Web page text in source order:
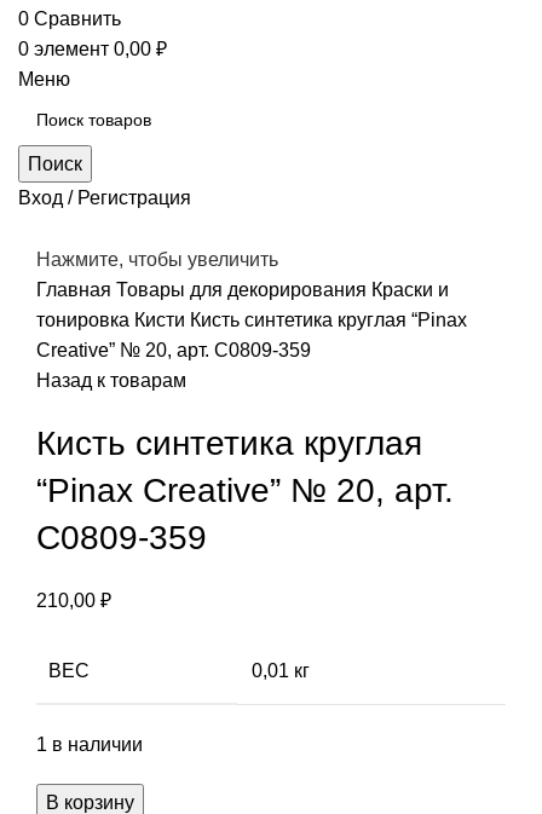
0 Сравнить
0 элемент 0,00 ₽
Меню
Поиск
Вход / Регистрация
Нажмите, чтобы увеличить
Главная Товары для декорирования Краски и
тонировка Кисти Кисть синтетика круглая “Pinax
Creative” № 20, арт. С0809-359
Назад к товарам
Кисть синтетика круглая
“Pinax Creative” № 20, арт.
С0809-359
210,00 ₽
ВЕС 0,01 кг
1 в наличии
Количество
В корзину